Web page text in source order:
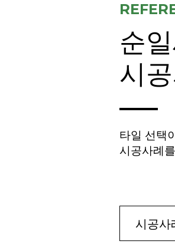
순
시
타일 선택
시공사례
시공사